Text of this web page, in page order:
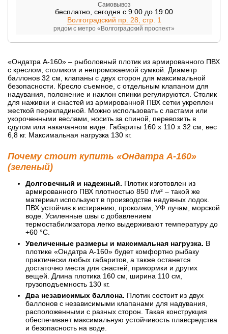
Самовывоз
бесплатно сегодня с 9:00 до 19:00
Волгоградский пр. 28, стр. 1
рядом с метро «Волгоградский проспект»
«Ондатра А-160» – рыболовный плотик из армированного ПВХ
с креслом, столиком и непромокаемой сумкой. Диаметр
баллонов 32 см, клапаны с двух сторон для максимальной
безопасности. Кресло съемное, с отдельным клапаном для
надувания, положение и наклон спинки регулируются. Столик
для наживки и снастей из армированной ПВХ сетки укреплен
жесткой перекладиной. Можно использовать с ластами или
укороченными веслами, носить за спиной, перевозить в
сдутом или накачанном виде. Габариты 160 х 110 х 32 см, вес
6,8 кг. Максимальная нагрузка 130 кг.
Почему стоит купить «Ондатра А-160»
(зеленый)
Долговечный и надежный. Плотик изготовлен из
армированного ПВХ плотностью 850 г/м² – такой же
материал используют в производстве надувных лодок.
ПВХ устойчив к истиранию, проколам, УФ лучам, морской
воде. Усиленные швы с добавлением
термостабилизатора легко выдерживают температуру до
+60 °C.
Увеличенные размеры и максимальная нагрузка. В
плотике «Ондатра А-160» будет комфортно рыбаку
практически любых габаритов, а также останется
достаточно места для снастей, прикормки и других
вещей. Длина плотика 160 см, ширина 110 см,
грузоподъемность 130 кг.
Два независимых баллона. Плотик состоит из двух
баллонов с независимыми клапанами для надувания,
расположенными с разных сторон. Такая конструкция
обеспечивает максимальную устойчивость плавсредства
и безопасность на воде.